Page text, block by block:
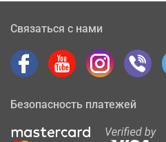
Связаться с нами
Безопасность платежей